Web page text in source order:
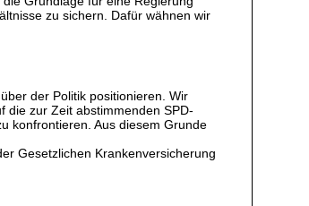
zu sichern. Dafür wähnen wir
der Politik positionieren. Wir
die zur Zeit abstimmenden SPD-
konfrontieren. Aus diesem Grunde
Gesetzlichen Krankenversicherung